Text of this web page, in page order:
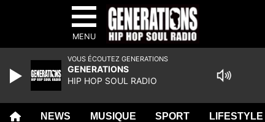
MENU
NEWS MUSIQUE SPORT LIFESTYLE
VOUS ÉCOUTEZ GENERATIONS
GENERATIONS
HIP HOP SOUL RADIO